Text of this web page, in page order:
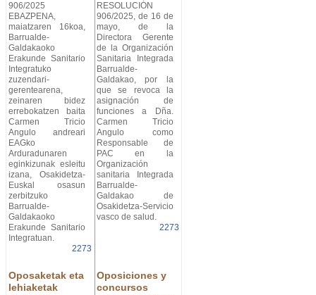
906/2025
EBAZPENA,
maiatzaren 16koa,
Barrualde-
Galdakaoko
Erakunde Sanitario
Integratuko
zuzendari-
gerentearena,
zeinaren bidez
errebokatzen baita
Carmen Tricio
Angulo andreari
EAGko
Arduradunaren
eginkizunak esleitu
izana, Osakidetza-
Euskal osasun
zerbitzuko
Barrualde-
Galdakaoko
Erakunde Sanitario
Integratuan.
2273
RESOLUCIÓN
906/2025, de 16 de
mayo, de la
Directora Gerente
de la Organización
Sanitaria Integrada
Barrualde-
Galdakao, por la
que se revoca la
asignación de
funciones a Dña.
Carmen Tricio
Angulo como
Responsable de
PAC en la
Organización
sanitaria Integrada
Barrualde-
Galdakao de
Osakidetza-Servicio
vasco de salud.
2273
Oposaketak eta
lehiaketak
Oposiciones y
concursos